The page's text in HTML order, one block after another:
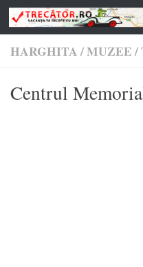
Skip to content
HARGHITA/MUZEE/
Centrul